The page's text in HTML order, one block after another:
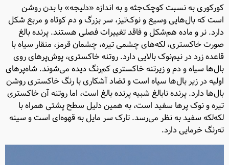
کورکوری به نسبت کوچک‌جثه و به اندازه «دلیجه» با بدن روشن
است که بال‌هایی وسیع و نوک‌تیز، سر بزرگ و دم کوتاه و مربع شکل
دارد. نر و ماده هم‌شکل و فاقد تغییرات فصلی هستند. پرنده بالغ
صورت خاکستری، لکه‌های چشمی تیره، چشمان قرمز، منقار سیاه با
قاعده زرد در نیم‌نوک بالایی دارد. روتنه خاکستری، پوش‌پرهای روی
بال‌ها سیاه و دم و زیرتنه خاکستری کم‌رنگ دیده می‌شوند. شاه‌پرهای
اولیه در زیر بال‌ها سیاه است و تضاد آشکاری با رنگ خاکستری روشن
بال‌ها دارد. پرنده نابالغ شبیه پرنده بالغ است، اما روتنه آن خاکستری
تیره و نوک پرها سفید است، به همین دلیل سطح پشتی همراه با
لکه‌لکه سفید به نظر می‌رسد. تارک سر مایل به قهوه‌ای است و سینه
ته‌رنگ خرمایی دارد.